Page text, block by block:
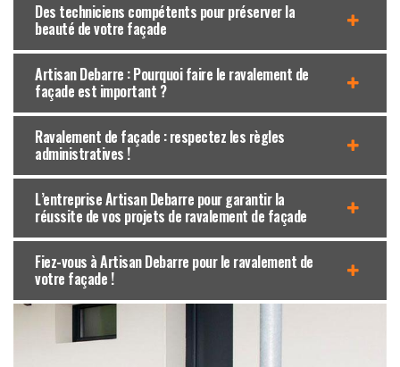
Des techniciens compétents pour préserver la
beauté de votre façade
Artisan Debarre : Pourquoi faire le ravalement de
façade est important ?
Ravalement de façade : respectez les règles
administratives !
L’entreprise Artisan Debarre pour garantir la
réussite de vos projets de ravalement de façade
Fiez-vous à Artisan Debarre pour le ravalement de
votre façade !